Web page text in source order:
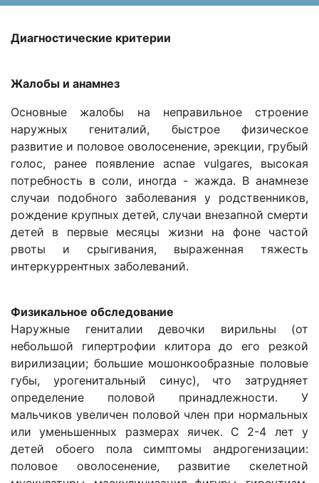
Диагностические критерии
Жалобы и анамнез
Основные жалобы на неправильное строение
наружных гениталий, быстрое физическое
развитие и половое оволосенение, эрекции, грубый
голос, ранее появление acnae vulgares, высокая
потребность в соли, иногда - жажда. В анамнезе
случаи подобного заболевания у родственников,
рождение крупных детей, случаи внезапной смерти
детей в первые месяцы жизни на фоне частой
рвоты и срыгивания, выраженная тяжесть
интеркуррентных заболеваний.
Физикальное обследование
Наружные гениталии девочки вирильны (от
небольшой гипертрофии клитора до его резкой
вирилизации; большие мошонкообразные половые
губы, урогенитальный синус), что затрудняет
определение половой принадлежности. У
мальчиков увеличен половой член при нормальных
или уменьшенных размерах яичек. С 2-4 лет у
детей обоего пола симптомы андрогенизации:
половое оволосенение, развитие скелетной